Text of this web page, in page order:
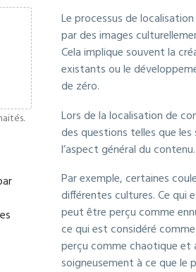
Le processus de
par des images
Cela implique souvent la
existants ou le
de zéro.
Lors de la localisation de
des questions telles que
l’aspect général du contenu.
Par exemple, certaines
différentes cultures. Ce qui
peut être perçu comme
ce qui est considéré
perçu comme chaotique et
soigneusement à ce que le